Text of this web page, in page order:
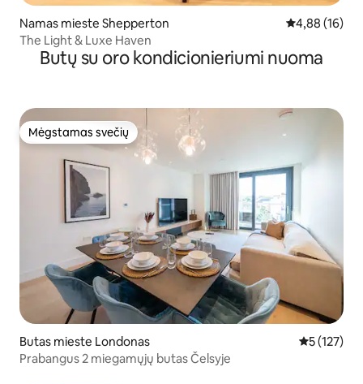
Namas mieste Shepperton Vidutinis
4,88 (16)
The Light & Luxe Haven
Butų su oro kondicionieriumi nuoma
Mėgstamas svečių
Mėgstamas svečių
Butas mieste Londonas Vidutinis
5 (127)
Prabangus 2 miegamųjų butas Čelsyje